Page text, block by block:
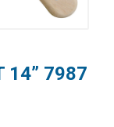
14” 7987